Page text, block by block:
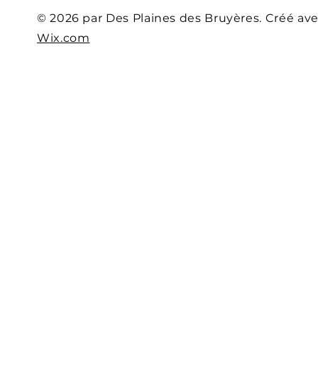
© 2026 par Des Plaines des Bruyères. Créé
Wix.com